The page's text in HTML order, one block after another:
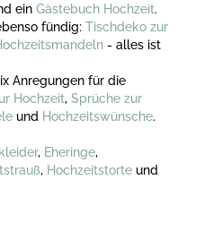
ein Gästebuch Hochzeit.
fündig: Tischdeko zur
- alles ist
Anregungen für die
Hochzeit, Sprüche zur
und Hochzeitswünsche.
, Eheringe,
, Hochzeitstorte und